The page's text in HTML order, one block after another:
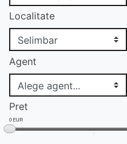
Localitate
Agent
Pret
0 EUR